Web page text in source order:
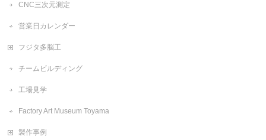
CNC三次元測定
営業日カレンダー
フジタ多脳工
チームビルディング
工場見学
Factory Art Museum Toyama
製作事例